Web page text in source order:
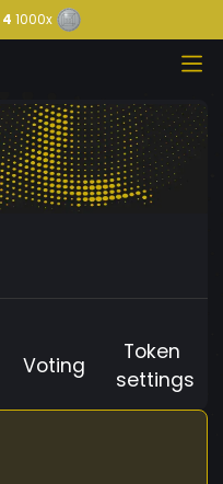
4 1000x
Voting
Token
settings